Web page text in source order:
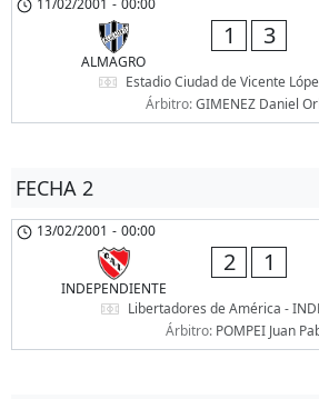
ALMAGRO
1 3
Estadio Ciudad de Vicente
Árbitro:GIMENEZ Daniel
FECHA 2
13/02/2001 - 00:00
INDEPENDIENTE
2 1
Libertadores de América -
Árbitro: POMPEI Juan